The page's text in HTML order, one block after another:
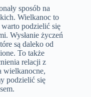
sposób na
Wielkanoc to
podzielić się
Wysłanie życzeń
są daleko od
To także
relacji z
wielkanocne,
podzielić się